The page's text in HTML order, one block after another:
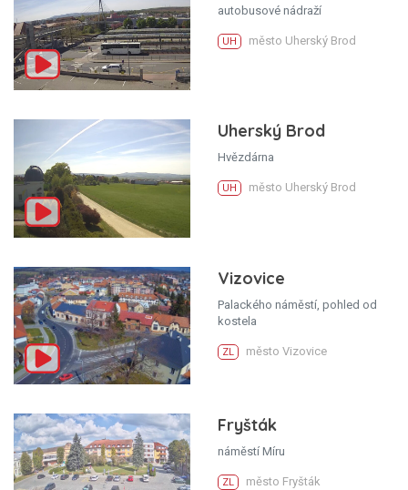
autobusové nádraží
UH město Uherský Brod
Uherský Brod
Hvězdárna
UH město Uherský Brod
Vizovice
Palackého náměstí, pohled od
kostela
ZL město Vizovice
Fryšták
náměstí Míru
ZL město Fryšták